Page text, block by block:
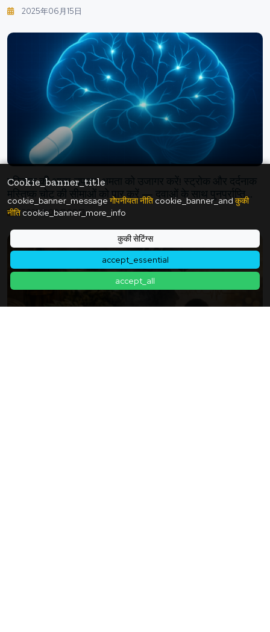
Cookie_banner_title
cookie_banner_message गोपनीयता नीति cookie_banner_and कुकी
नीतिcookie_banner_more_info
कुकी सेटिंग्स
accept_essential
accept_all
2025年06月15日
मस्तिष्क की आत्म-उपचार क्षमता को उजागर करें! स्ट्रोक और दर्दनाक
मस्तिष्क चोट की सीमाओं को पार करें — दवाओं के साथ पुनर्प्राप्ति
अवधि में क्रांति लाएं
2025年09月09日